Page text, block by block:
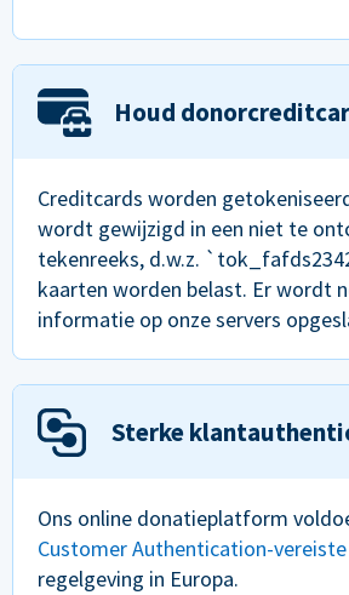
Houd
Creditcards worden
wordt gewijzigd in een niet te
tekenreeks, d.w.z.
kaarten worden belast. Er wordt
informatie op onze servers
Sterke
Ons online donatieplatform
Customer Authentication-vereiste
regelgeving in Europa.